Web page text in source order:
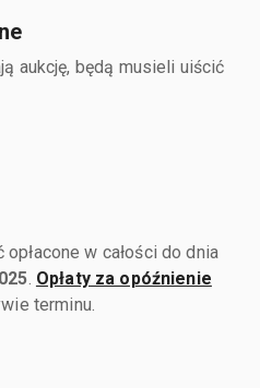
aukcję, będą musieli uiścić
w całości do dnia
Opłaty za opóźnienie
terminu.